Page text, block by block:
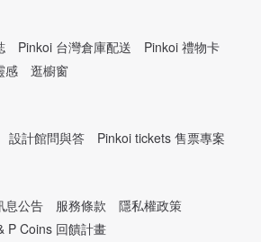
Pinkoi 台灣倉庫配送
Pinkoi 禮物卡
感 逛櫥窗
設計館問與答 Pinkoi tickets 售票專案
息公告 服務條款
隱私權政策
P Coins 回饋計畫